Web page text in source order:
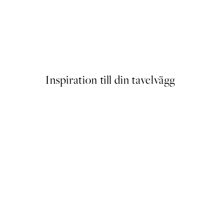
Inspiration till din tavelvägg